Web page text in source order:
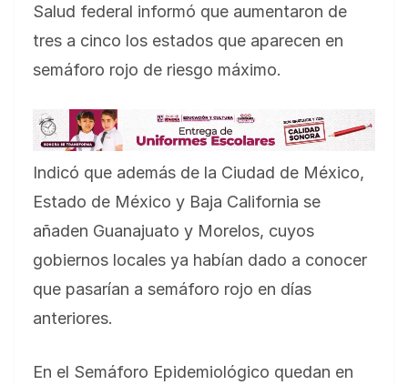
Salud federal informó que aumentaron de
tres a cinco los estados que aparecen en
semáforo rojo de riesgo máximo.
Indicó que además de la Ciudad de México,
Estado de México y Baja California se
añaden Guanajuato y Morelos, cuyos
gobiernos locales ya habían dado a conocer
que pasarían a semáforo rojo en días
anteriores.
En el Semáforo Epidemiológico quedan en